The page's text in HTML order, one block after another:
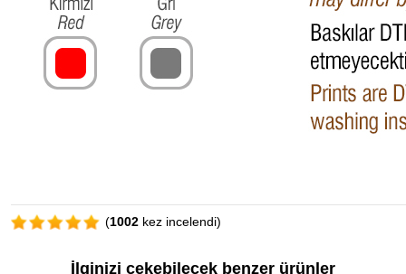
(1002 kez incelendi)
İlginizi çekebilecek benzer ürünler